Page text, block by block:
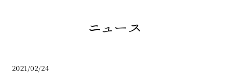
ニュース
2021/02/24